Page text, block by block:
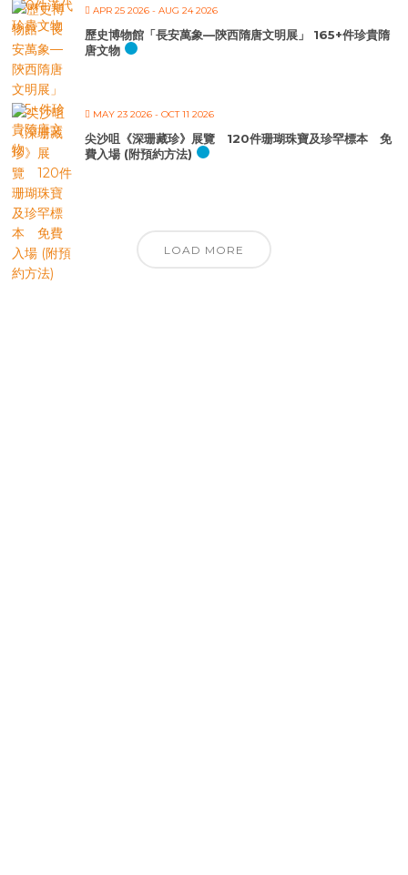
APR 25 2026 - AUG 24 2026
歷史博物館「長安萬象—陝西隋唐文明展」 165+件珍貴隋
唐文物
MAY 23 2026 - OCT 11 2026
尖沙咀《深珊藏珍》展覽 120件珊瑚珠寶及珍罕標本 免
費入場 (附預約方法)
LOAD MORE